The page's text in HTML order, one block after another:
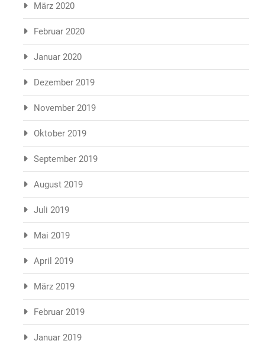
März 2020
Februar 2020
Januar 2020
Dezember 2019
November 2019
Oktober 2019
September 2019
August 2019
Juli 2019
Mai 2019
April 2019
März 2019
Februar 2019
Januar 2019